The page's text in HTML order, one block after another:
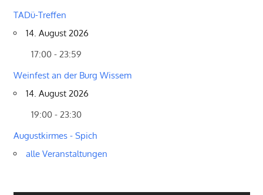
TADü-Treffen
14. August 2026
17:00 - 23:59
Weinfest an der Burg Wissem
14. August 2026
19:00 - 23:30
Augustkirmes - Spich
alle Veranstaltungen